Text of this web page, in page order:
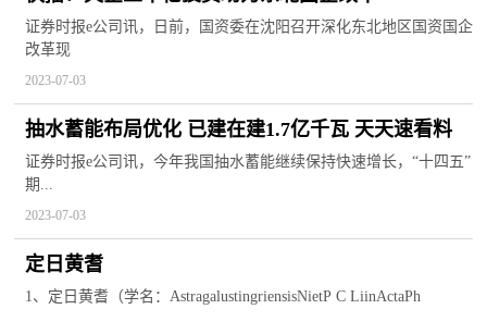
证券时报e公司讯，日前，国资委在沈阳召开深化东北地区国资国企
改革现
2023-07-03
抽水蓄能布局优化 已建在建1.7亿千瓦 天天速看料
证券时报e公司讯，今年我国抽水蓄能继续保持快速增长，“十四五”
期...
2023-07-03
定日黄耆
1、定日黄耆（学名：AstragalustingriensisNietP C LiinActaPh